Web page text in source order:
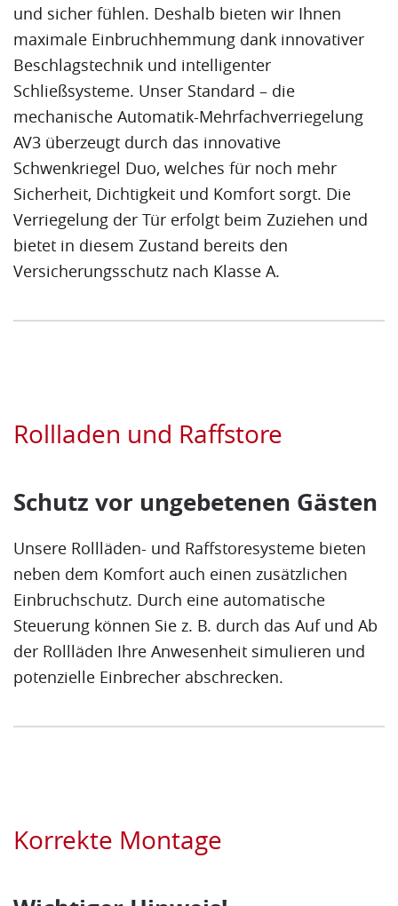
und sicher fühlen. Deshalb bieten wir Ihnen
maximale Einbruchhemmung dank innovativer
Beschlagstechnik und intelligenter
Schließsysteme. Unser Standard – die
mechanische Automatik-Mehrfachverriegelung
AV3 überzeugt durch das innovative
Schwenkriegel Duo, welches für noch mehr
Sicherheit, Dichtigkeit und Komfort sorgt. Die
Verriegelung der Tür erfolgt beim Zuziehen und
bietet in diesem Zustand bereits den
Versicherungsschutz nach Klasse A.
Rollladen und Raffstore
Schutz vor ungebetenen Gästen
Unsere Rollläden- und Raffstoresysteme bieten
neben dem Komfort auch einen zusätzlichen
Einbruchschutz. Durch eine automatische
Steuerung können Sie z. B. durch das Auf und Ab
der Rollläden Ihre Anwesenheit simulieren und
potenzielle Einbrecher abschrecken.
Korrekte Montage